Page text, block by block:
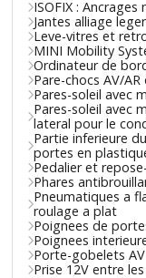
ISOFIX :
Jantes alliage
Leve-vitres et
MINI Mobility
Ordinateur de
Pare-chocs AV/
Pares-soleil avec
Pares-soleil avec
lateral pour le
Partie inferieure
portes en
Pedalier et
Phares
Pneumatiques a
roulage a plat
Poignees de
Poignees
Porte-gobelets
Prise 12V entre